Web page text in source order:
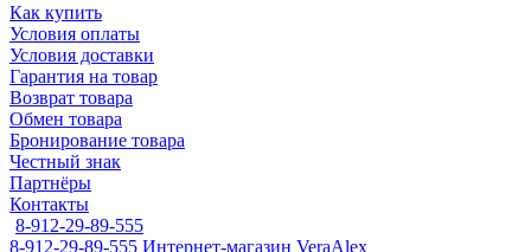
Как купить
Условия оплаты
Условия доставки
Гарантия на товар
Возврат товара
Обмен товара
Бронирование товара
Честный знак
Партнёры
Контакты
8-912-29-89-555
8-912-29-89-555 Интернет-магазин VeraAlex